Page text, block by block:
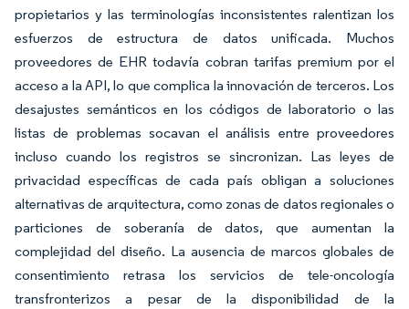
propietarios y las terminologías inconsistentes ralentizan los
esfuerzos de estructura de datos unificada. Muchos
proveedores de EHR todavía cobran tarifas premium por el
acceso a la API, lo que complica la innovación de terceros. Los
desajustes semánticos en los códigos de laboratorio o las
listas de problemas socavan el análisis entre proveedores
incluso cuando los registros se sincronizan. Las leyes de
privacidad específicas de cada país obligan a soluciones
alternativas de arquitectura, como zonas de datos regionales o
particiones de soberanía de datos, que aumentan la
complejidad del diseño. La ausencia de marcos globales de
consentimiento retrasa los servicios de tele-oncología
transfronterizos a pesar de la disponibilidad de la